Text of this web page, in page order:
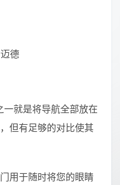
就是将导航全部放在
但有足够的对比使其
用于随时将您的眼睛